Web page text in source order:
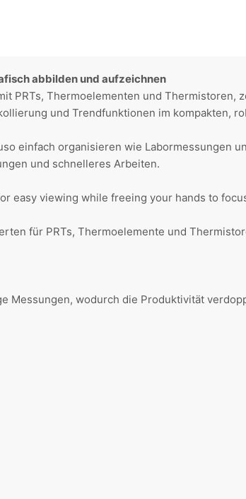
abbilden und aufzeichnen
PRTs, Thermoelementen und Thermistoren,
und Trendfunktionen im kompakten,
einfach organisieren wie Labormessungen
und schnelleres Arbeiten.
easy viewing while freeing your hands to
für PRTs, Thermoelemente und
Messungen, wodurch die Produktivität